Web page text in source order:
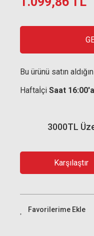
Bu ürünü satın
Haftaİçi Saat 16:00'a
3000TL
Karşılaştır